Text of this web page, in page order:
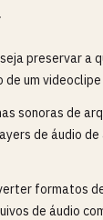
preservar a
de um videoclipe
sonoras de
de áudio
formatos
de áudio